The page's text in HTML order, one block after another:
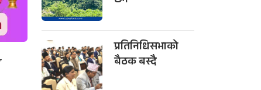
प्रतिनिधिसभाको
बैठक बस्दै